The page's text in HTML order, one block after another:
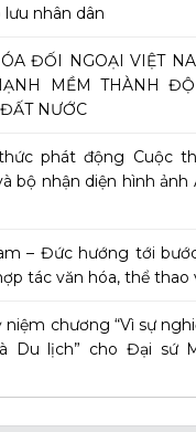
lưu nhân dân
ĐỐI NGOẠI VIỆT
MỀM THÀNH
NƯỚC
phát động Cuộc
bộ nhận diện hình ảnh
– Đức hướng tới
tác văn hóa, thể thao
niệm chương “Vì sự
Du lịch” cho Đại sứ